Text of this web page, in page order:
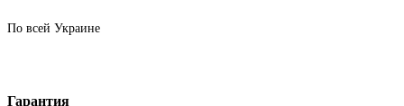
По всей Украине
Гарантия